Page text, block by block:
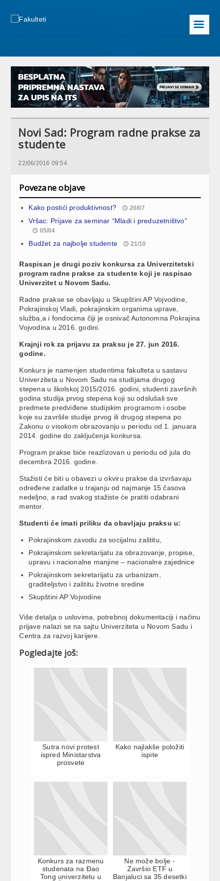
☰
Novi Sad: Program radne prakse za
studente
22/06/2016 09:54
Povezane objave
Kako postići produktivnost? 20/07
Vršac: Prijave za seminar “Mladi i preduzetništvo”
05/04
Budžet za najbolje studente 21/10
Raspisan je drugi poziv konkursa za Univerzitetski
program radne prakse za studente koji je raspisao
Univerzitet u Novom Sadu.
Radne prakse se obavljaju u Skupštini AP Vojvodine,
Pokrajinskoj Vladi, pokrajinskim organima uprave,
služba,a i fondocima čiji je osnivač Autonomna Pokrajina
Vojvodina u 2016. godini.
Krajnji rok za prijavu za praksu je 27. jun 2016.
godine.
Konkurs je namenjen studentima fakulteta u sastavu
Univerziteta u Novom Sadu na studijama drugog
stepena u školskoj 2015/2016. godini, studenti završnih
godina studija prvog stepena koji su odslušali sve
predmete predviđene studijskim programom i osobe
koje su završile studije prvog ili drugog stepena po
Zakonu o visokom obrazovanju u periodu od 1. januara
2014. godine do zaključenja konkursa.
Program prakse biće reazlizovan u periodu od jula do
decembra 2016. godine.
Stažisti će biti u obavezi u okviru prakse da izvršavaju
određene zadatke u trajanju od najmanje 15 časova
nedeljno, a rad svakog stažiste će pratiti odabrani
mentor.
Studenti će imati priliku da obavljaju praksu u:
Pokrajinskom zavodu za socijalnu zaštitu,
Pokrajinskom sekretarijatu za obrazovanje, propise,
upravu i nacionalne manjine – nacionalne zajednice
Pokrajinskom sekretarijatu za urbanizam,
graditeljstvo i zaštitu životne sredine
Skupštini AP Vojvodine
Više detalja o uslovima, potrebnoj dokumentaciji i načinu
prijave nalazi se na sajtu Univerziteta u Novom Sadu i
Centra za razvoj karijere.
Pogledajte još:
Sutra novi protest
ispred Ministarstva
prosvete
Kako najlakše položiti
ispite
Konkurs za razmenu
studenata na Đao
Tong univerzitetu u
Ne može bolje -
Završio ETF u
Banjaluci sa 35 desetki